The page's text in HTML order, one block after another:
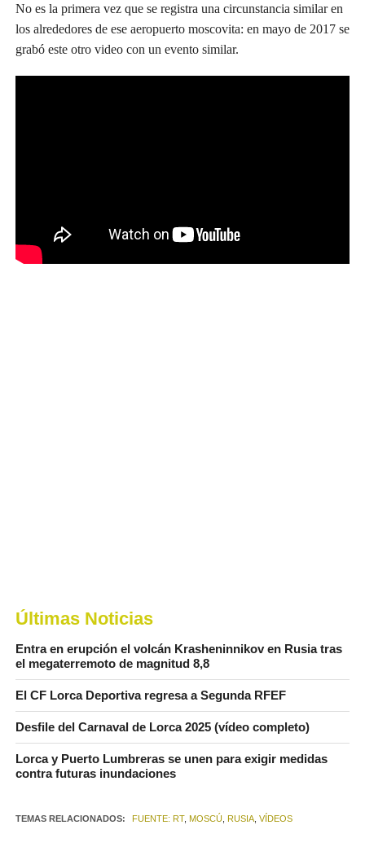
No es la primera vez que se registra una circunstancia similar en
los alrededores de ese aeropuerto moscovita: en mayo de 2017 se
grabó este otro video con un evento similar.
Últimas Noticias
Entra en erupción el volcán Krasheninnikov en Rusia tras
el megaterremoto de magnitud 8,8
El CF Lorca Deportiva regresa a Segunda RFEF
Desfile del Carnaval de Lorca 2025 (vídeo completo)
Lorca y Puerto Lumbreras se unen para exigir medidas
contra futuras inundaciones
TEMAS RELACIONADOS: FUENTE: RT, MOSCÚ, RUSIA, VÍDEOS